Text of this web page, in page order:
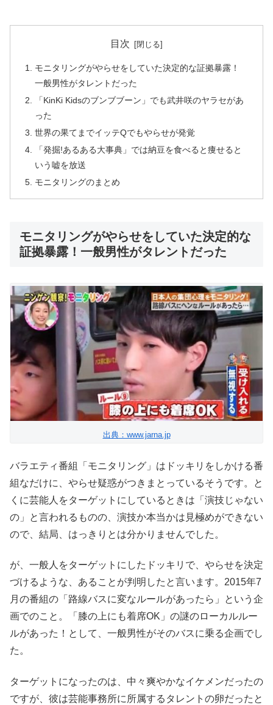
目次
モニタリングがやらせをしていた決定的な証拠暴露！
一般男性がタレントだった
「KinKi Kidsのブンブブーン」でも武井咲のヤラセがあ
った
世界の果てまでイッテQでもやらせが発覚
「発掘!あるある大事典」では納豆を食べると痩せると
いう嘘を放送
モニタリングのまとめ
モニタリングがやらせをしていた決定的な
証拠暴露！一般男性がタレントだった
出典：www.jarna.jp
バラエティ番組「モニタリング」はドッキリをしかける番
組なだけに、やらせ疑惑がつきまとっているそうです。と
くに芸能人をターゲットにしているときは「演技じゃない
の」と言われるものの、演技か本当かは見極めができない
ので、結局、はっきりとは分かりませんでした。
が、一般人をターゲットにしたドッキリで、やらせを決定
づけるような、あることが判明したと言います。2015年7
月の番組の「路線バスに変なルールがあったら」という企
画でのこと。「膝の上にも着席OK」の謎のローカルルー
ルがあった！として、一般男性がそのバスに乗る企画でし
た。
ターゲットになったのは、中々爽やかなイケメンだったの
ですが、彼は芸能事務所に所属するタレントの卵だったと